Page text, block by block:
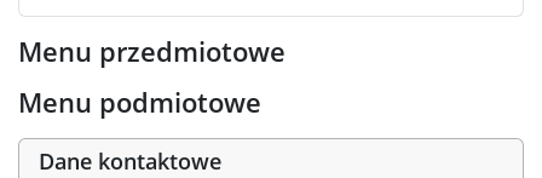
Menu przedmiotowe
Menu podmiotowe
Dane kontaktowe